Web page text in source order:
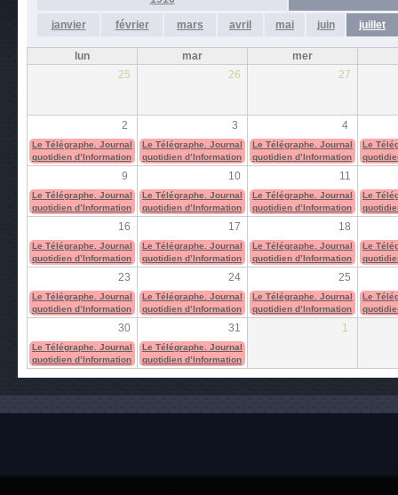
janvier février mars avril mai juin juillet
lun mar
mer
25
26 27
2 3 4
Le Télégraphe. Journal
quotidien d’Information
Le Télégraphe. Journal
quotidien d’Information
Le Télégraphe. Journal
quotidien d’Information
Le
9 10 11
Le Télégraphe. Journal
quotidien d’Information
Le Télégraphe. Journal
quotidien d’Information
Le Télégraphe. Journal
quotidien d’Information
Le
16 17 18
Le Télégraphe. Journal
quotidien d’Information
Le Télégraphe. Journal
quotidien d’Information
Le Télégraphe. Journal
quotidien d’Information
Le
23 24 25
Le Télégraphe. Journal
quotidien d’Information
Le Télégraphe. Journal
quotidien d’Information
Le Télégraphe. Journal
quotidien d’Information
Le
30 31 1
Le Télégraphe. Journal
quotidien d’Information
Le Télégraphe. Journal
quotidien d’Information